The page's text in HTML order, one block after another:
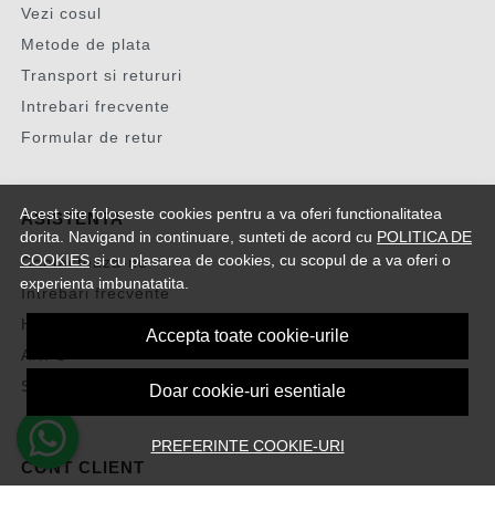
Acest site foloseste cookies pentru a va oferi functionalitatea
dorita. Navigand in continuare, sunteti de acord cu POLITICA DE
COOKIESsi cu plasarea de cookies, cu scopul de a va oferi o
experienta imbunatatita.
Accepta toate cookie-urile
Doar cookie-uri esentiale
PREFERINTE COOKIE-URI
Vezi cosul
Metode de plata
Transport si retururi
Intrebari frecvente
Formular de retur
ASISTENTA
Contacteaza-ne
Intrebari frecvente
Harta site
ANPC
Solutionarea litigiilor
CONT CLIENT